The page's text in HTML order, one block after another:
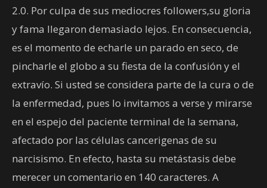
2.0. Por culpa de sus mediocres followers,su gloria
y fama llegaron demasiado lejos. En consecuencia,
es el momento de echarle un parado en seco, de
pincharle el globo a su fiesta de la confusión y el
extravío. Si usted se considera parte de la cura o de
la enfermedad, pues lo invitamos a verse y mirarse
en el espejo del paciente terminal de la semana,
afectado por las células cancerigenas de su
narcisismo. En efecto, hasta su metástasis debe
merecer un comentario en 140 caracteres. A